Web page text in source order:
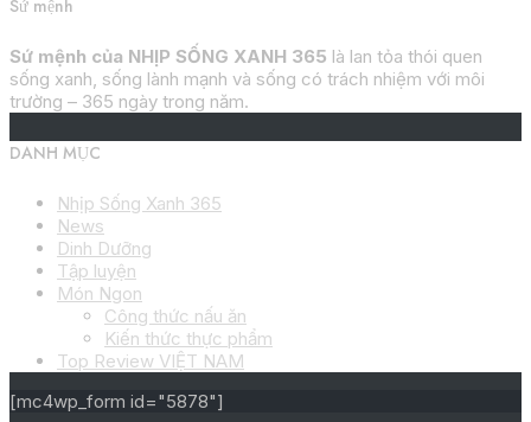
Sứ mệnh
Sứ mệnh của NHỊP SỐNG XANH 365 là lan tỏa thói quen
sống xanh, sống lành mạnh và sống có trách nhiệm với môi
trường – 365 ngày trong năm.
DANH MỤC
Nhịp Sống Xanh 365
News
Dinh Dưỡng
Tập luyện
Món Ngon
Công thức nấu ăn
Kiến thức thực phẩm
Top Review VIỆT NAM
[mc4wp_form id="5878"]